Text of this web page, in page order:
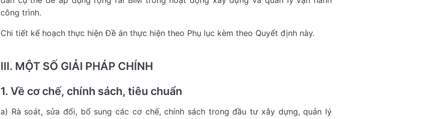
công trình.
Chi tiết kế hoạch thực hiện Đề án thực hiện theo Phụ lục kèm theo Quyết định này.
III. MỘT SỐ GIẢI PHÁP CHÍNH
1. Về cơ chế, chính sách, tiêu chuẩn
a) Rà soát, sửa đổi, bổ sung các cơ chế, chính sách trong đầu tư xây dựng, quản lý